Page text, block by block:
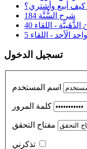
شرح السُّنَّة 184
- اللقاء 40
تسجيل الدخول
اسم المستخدم
كلمة المرور
مفتاح التحقق
تذكرني